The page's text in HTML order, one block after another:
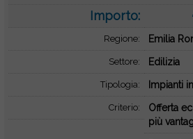
Importo:
Regione: Emilia
Settore: Edilizia
Tipologia: Impianti
Criterio:
Offerta
più